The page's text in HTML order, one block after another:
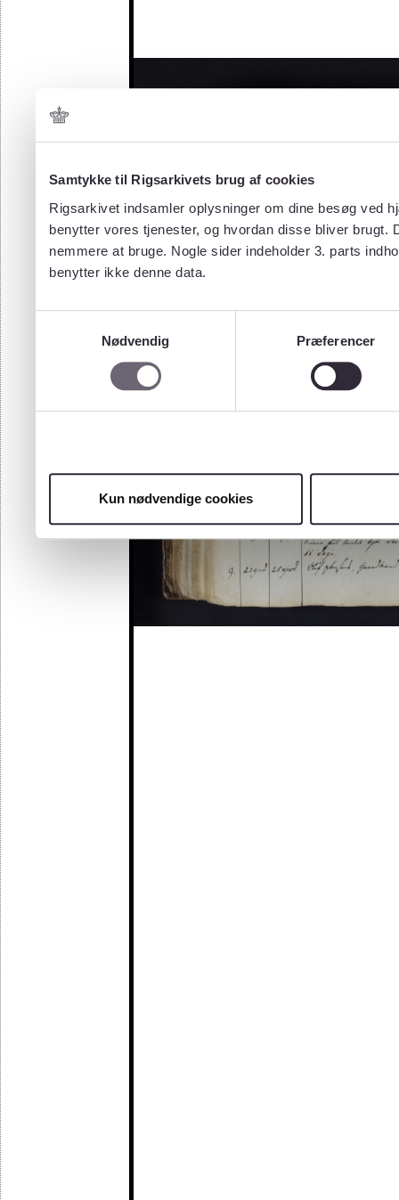
Samtykke til Rigsarkivets brug af cookies
Rigsarkivet indsamler oplysninger om dine besøg ved
benytter vores tjenester, og hvordan disse bliver
nemmere at bruge. Nogle sider indeholder 3. parts
benytter ikke denne data.
Nødvendig
Præferencer
Kun nødvendige cookies